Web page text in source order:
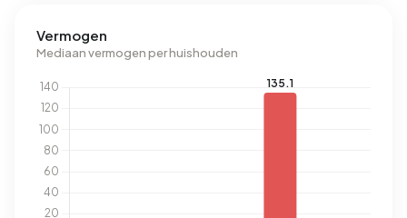
Vermogen
Mediaan vermogen per huishouden